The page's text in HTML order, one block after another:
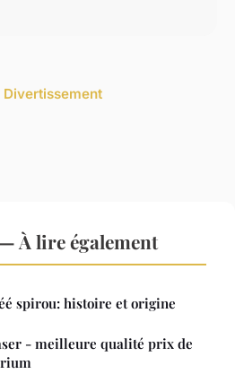
À lire également
spirou: histoire et origine
- meilleure qualité prix de